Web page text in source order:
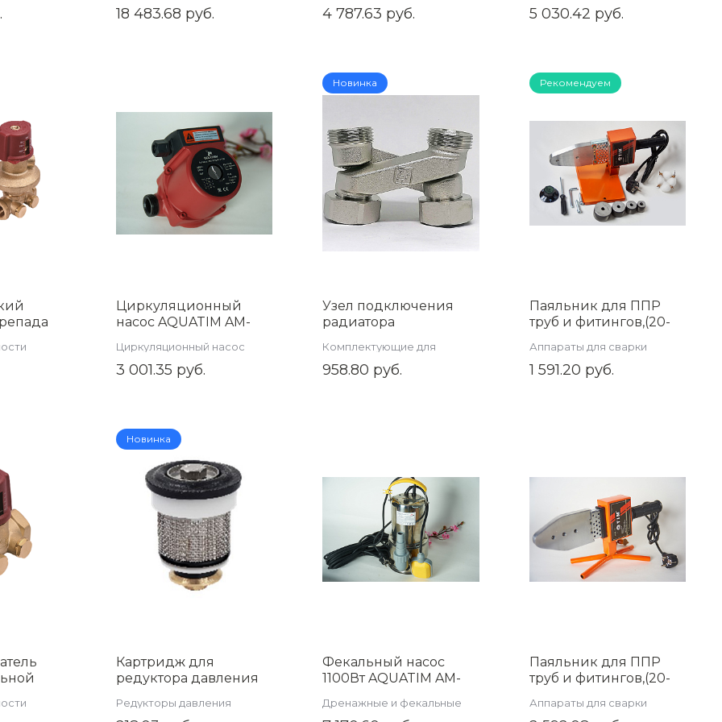
FT1240C-18
18 483.68 руб. 4 787.63 руб.
насосы
5 030.42 руб.
Циркуляционный
насос AQUATIM AM-
Циркуляционный насос
3 001.35 руб.
Новинка
Узел подключения
радиатора
образное ;3/4"х3/4"EK,
арт.RBX501.03
Комплектующие для
радиаторов
958.80 руб.
Рекомендуем
Паяльник для ППР
труб и фитингов,(20-
10C
Аппараты для сварки
пластиковых труб
1 591.20 руб.
Новинка
Картридж для
редуктора давления
:ZSr.702.0104N；
Редукторы давления
Фекальный насос
1100Вт AQUATIM AM-
Дренажные и фекальные
насосы
Паяльник для ППР
труб и фитингов,(20-
10
Аппараты для сварки
пластиковых труб